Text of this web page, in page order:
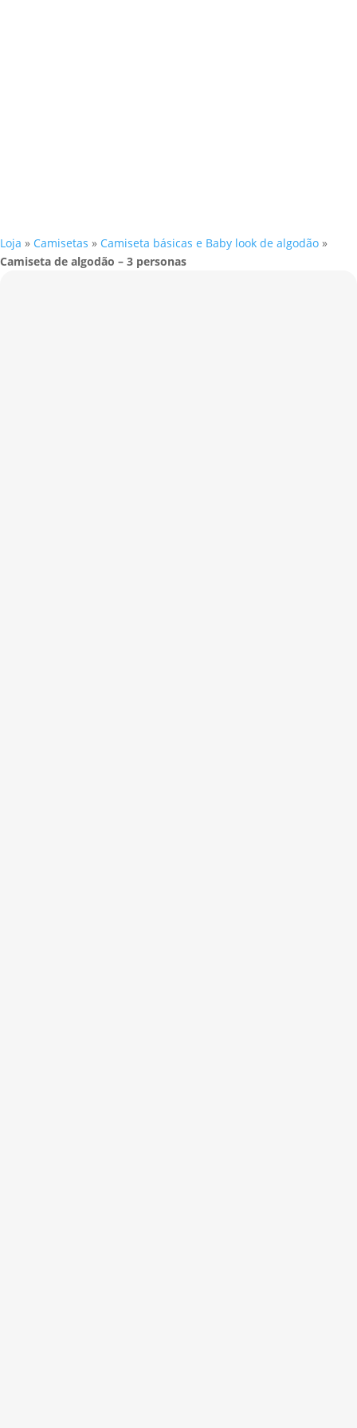
Loja » Camisetas » Camiseta básicas e Baby look de algodão »
Camiseta de algodão – 3 personas